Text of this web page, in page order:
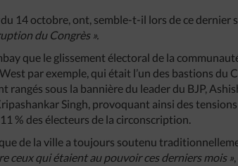
du 14 octobre, ont, semble-t-il lors de ce dernier
du Congrès ».
que le glissement électoral de la
par exemple, qui était l’un des bastions du
sous la bannière du leader du BJP,
Singh, provoquant ainsi des tensions
% des électeurs de la circonscription.
de la ville a toujours soutenu
ceux qui étaient au pouvoir ces derniers mois »